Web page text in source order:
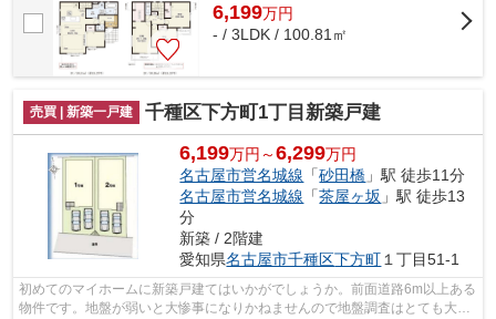
6,199万円
- / 3LDK / 100.81㎡
売買 | 新築一戸建 千種区下方町1丁目新築戸建
6,199万円～6,299万円
名古屋市営名城線 「砂田橋 」駅 徒歩11分
名古屋市営名城線 「茶屋ヶ坂 」駅 徒歩13
分
新築 / 2階建
愛知県名古屋市千種区下方町 １丁目51-1
初めてのマイホームに新築戸建てはいかがでしょうか。前面道路6m以上ある
物件です。地盤が弱いと大惨事になりかねませんので地盤調査はとても大切